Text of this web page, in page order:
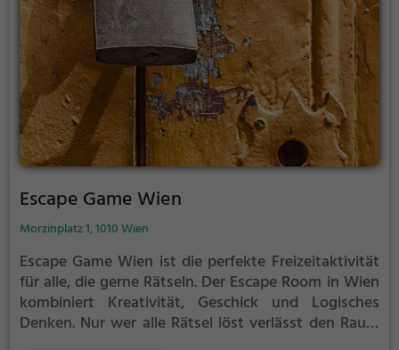
Escape Game Wien
Morzinplatz 1, 1010 Wien
Escape Game Wien ist die perfekte Freizeitaktivität
für alle, die gerne Rätseln. Der Escape Room in Wien
kombiniert Kreativität, Geschick und Logisches
Denken. Nur wer alle Rätsel löst verlässt den Raum